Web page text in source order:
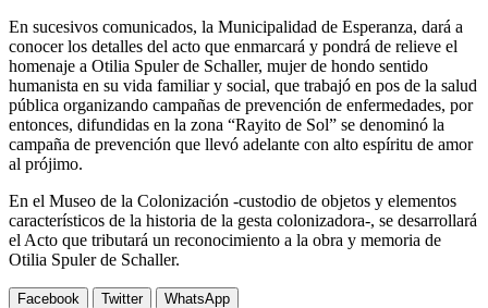
En sucesivos comunicados, la Municipalidad de Esperanza, dará a
conocer los detalles del acto que enmarcará y pondrá de relieve el
homenaje a Otilia Spuler de Schaller, mujer de hondo sentido
humanista en su vida familiar y social, que trabajó en pos de la salud
pública organizando campañas de prevención de enfermedades, por
entonces, difundidas en la zona “Rayito de Sol” se denominó la
campaña de prevención que llevó adelante con alto espíritu de amor
al prójimo.
En el Museo de la Colonización -custodio de objetos y elementos
característicos de la historia de la gesta colonizadora-, se desarrollará
el Acto que tributará un reconocimiento a la obra y memoria de
Otilia Spuler de Schaller.
Facebook Twitter WhatsApp